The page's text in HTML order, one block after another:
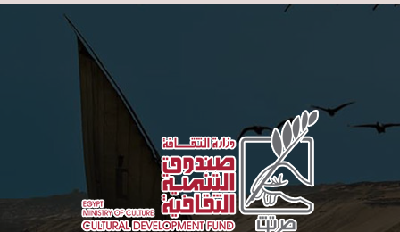
Skip to main content